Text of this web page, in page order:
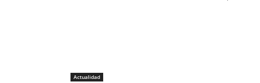
Actualidad